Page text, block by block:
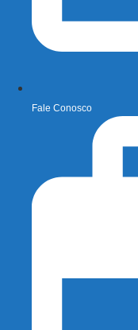
Fale Conosco